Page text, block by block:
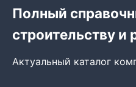
Полный
строительству и
Актуальный каталог